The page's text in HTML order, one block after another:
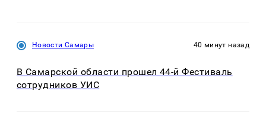
Новости Самары 40 минут назад
В Самарской области прошел 44-й Фестиваль
сотрудников УИС